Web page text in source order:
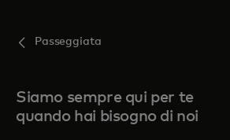
Passeggiata
Siamo sempre qui per te
quando hai bisogno di noi